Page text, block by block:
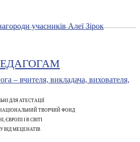
ДЛЯ АТЕСТАЦІЇ
ТВОРЧИЙ ФОНД
І В СВІТІ
МЕЦЕНАТІВ